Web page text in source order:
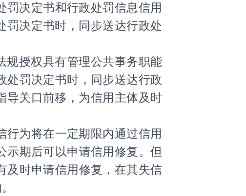
决定书和行政处罚信息信用
罚决定书时，同步送达行政处
规授权具有管理公共事务职能
处罚决定书时，同步送达行政
导关口前移，为信用主体及时
为将在一定期限内通过信用
示期后可以申请信用修复。但
及时申请信用修复，在其失信